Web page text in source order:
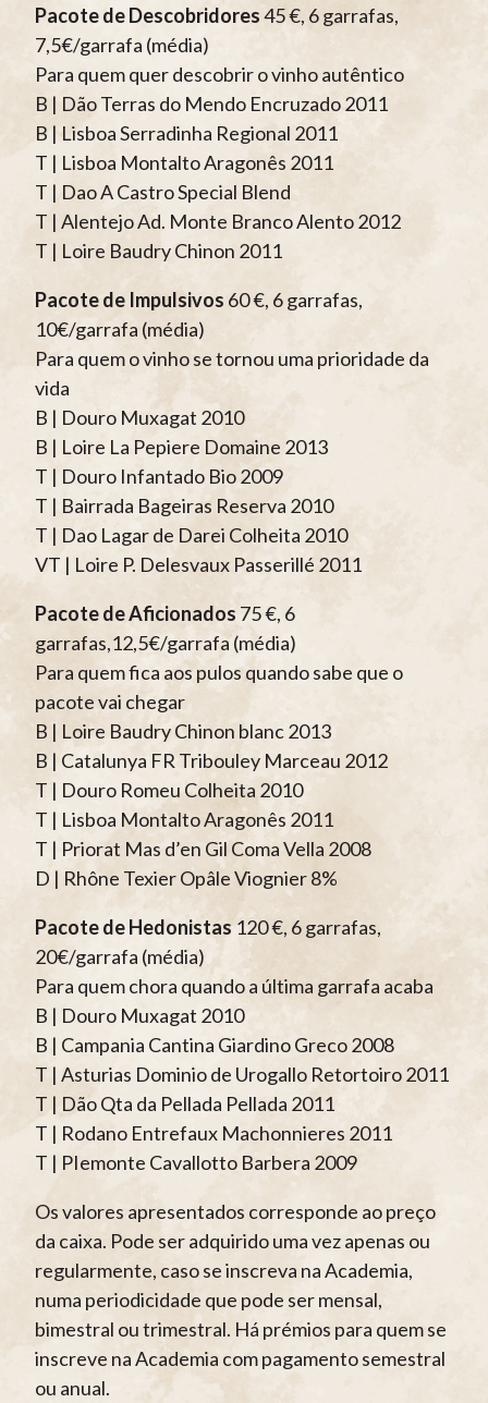
Pacote de Descobridores45 €, 6 garrafas,
7,5€/garrafa (média)
Para quem quer descobrir o vinho autêntico
B | Dão Terras do Mendo Encruzado 2011
B | Lisboa Serradinha Regional 2011
T | Lisboa Montalto Aragonês 2011
T | Dao A Castro Special Blend
T | Alentejo Ad. Monte Branco Alento 2012
T | Loire Baudry Chinon 2011
Pacote de Impulsivos 60 €, 6 garrafas,
10€/garrafa (média)
Para quem o vinho se tornou uma prioridade da
vida
B | Douro Muxagat 2010
B | Loire La Pepiere Domaine 2013
T | Douro Infantado Bio 2009
T | Bairrada Bageiras Reserva 2010
T | Dao Lagar de Darei Colheita 2010
VT | Loire P. Delesvaux Passerillé 2011
Pacote de Aficionados 75 €, 6
garrafas,12,5€/garrafa (média)
Para quem fica aos pulos quando sabe que o
pacote vai chegar
B | Loire Baudry Chinon blanc 2013
B | Catalunya FR Tribouley Marceau 2012
T | Douro Romeu Colheita 2010
T | Lisboa Montalto Aragonês 2011
T | Priorat Mas d’en Gil Coma Vella 2008
D | Rhône Texier Opâle Viognier 8%
Pacote de Hedonistas120 €, 6 garrafas,
20€/garrafa (média)
Para quem chora quando a última garrafa acaba
B | Douro Muxagat 2010
B | Campania Cantina Giardino Greco 2008
T | Asturias Dominio de Urogallo Retortoiro 2011
T | Dão Qta da Pellada Pellada 2011
T | Rodano Entrefaux Machonnieres 2011
T | PIemonte Cavallotto Barbera 2009
Os valores apresentados corresponde ao preço
da caixa. Pode ser adquirido uma vez apenas ou
regularmente, caso se inscreva na Academia,
numa periodicidade que pode ser mensal,
bimestral ou trimestral. Há prémios para quem se
inscreve na Academia com pagamento semestral
ou anual.